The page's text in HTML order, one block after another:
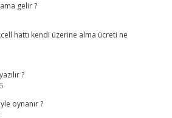
gelir ?
hattı kendi üzerine alma ücreti ne
?
oynanır ?